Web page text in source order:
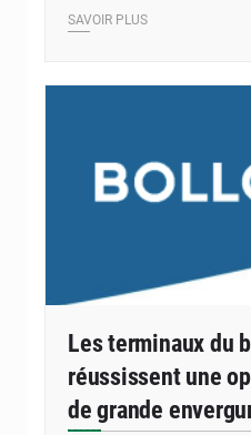
SAVOIR PLUS
Les terminaux du
réussissent une
de grande